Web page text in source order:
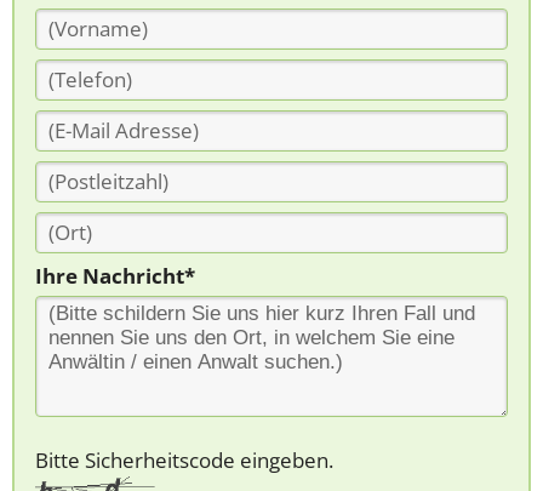
Ihre Nachricht*
Bitte Sicherheitscode eingeben.